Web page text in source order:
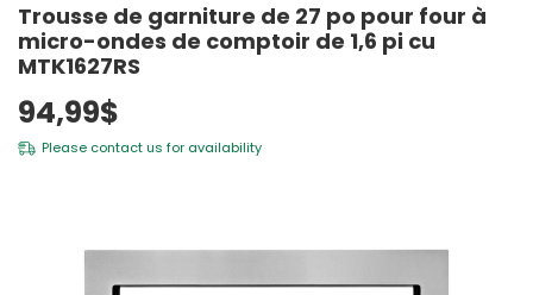
Trousse de garniture de 27 po pour four à
micro-ondes de comptoir de 1,6 pi cu
MTK1627RS
94,99$
Please contact us for availability